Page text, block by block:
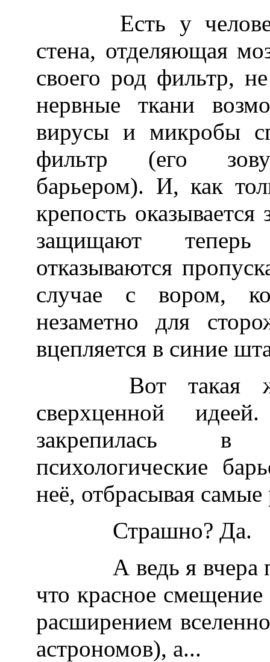
Есть у человека
стена, отделяющая
своего род фильтр,
нервные ткани
вирусы и микробы
фильтр (его
барьером). И, как
крепость
защищают теперь
отказываются
случае с вором,
незаметно для
вцепляется в синие
Вот такая же
сверхценной
закрепилась в
психологические
неё, отбрасывая
Страшно? Да.
А ведь я вчера
что красное
расширением
астрономов), а...